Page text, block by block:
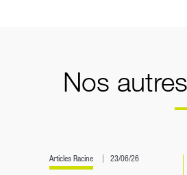
Nos
Articles Racine 23/06/26